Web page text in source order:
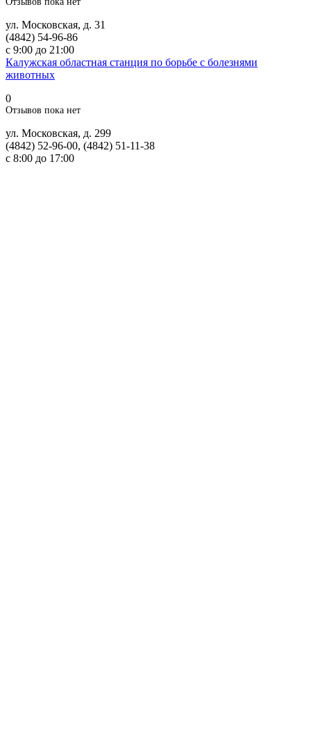
ул. Московская, д. 31
(4842) 54-96-86
с 9:00 до 21:00
Калужская областная станция по борьбе с болезнями
животных
0
Отзывов пока нет
ул. Московская, д. 299
(4842) 52-96-00, (4842) 51-11-38
с 8:00 до 17:00